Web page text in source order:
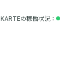
KARTEの稼働状況